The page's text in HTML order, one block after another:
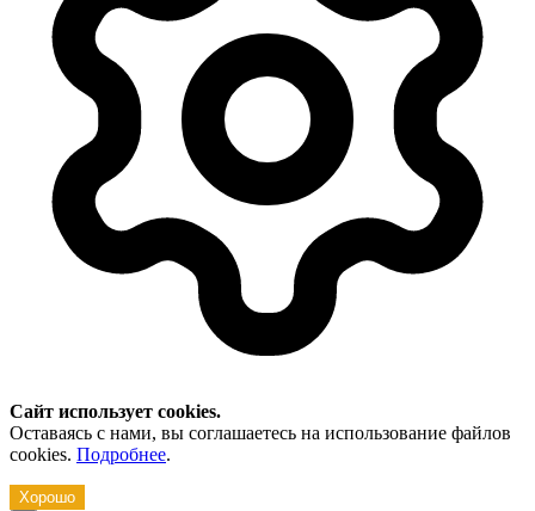
Сайт использует cookies.
Оставаясь с нами, вы соглашаетесь на использование файлов
cookies. Подробнее.
Хорошо